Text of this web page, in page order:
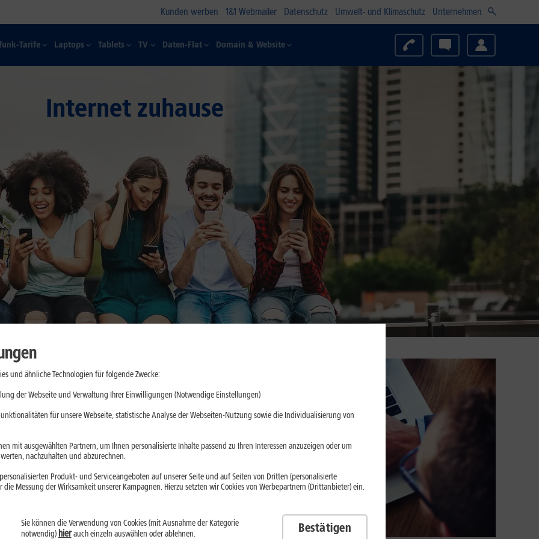
Kunden werben 1&1 Webmailer Datenschutz Umwelt- und Klimaschutz Unternehmen
Tarife Laptops Tablets TV Daten-Flat Domain & Website
Internet zuhause
nutzen:
greifen aber je
ein. Der
prüfst
und ähnliche Technologien für folgende Zwecke:
der Webseite und Verwaltung Ihrer Einwilligungen (Notwendige Einstellungen)
für unsere Webseite, statistische Analyse der Webseiten-Nutzung sowie die Individualisierung von
mit ausgewählten Partnern, um Ihnen personalisierte Inhalte passend zu Ihren Interessen anzuzeigen oder um
nachzuhalten und abzurechnen.
Produkt- und Serviceangeboten auf unserer Seite und auf Seiten von Dritten (personalisierte
Messung der Wirksamkeit unserer Kampagnen. Hierzu setzten wir Cookies von Werbepartnern (Drittanbieter) ein.
Sie können die Verwendung von Cookies (mit Ausnahme der Kategorie
notwendig) hierauch einzeln auswählen oder ablehnen. Bestätigen